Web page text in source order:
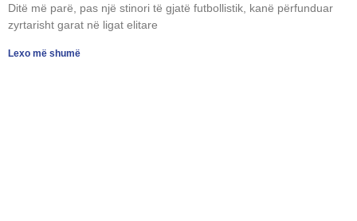
Ditë më parë, pas një stinori të gjatë futbollistik, kanë përfunduar
zyrtarisht garat në ligat elitare
Lexo më shumë